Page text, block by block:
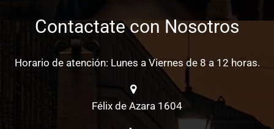
Contactate con Nosotros
Horario de atención: Lunes a Viernes de 8 a 12 horas.
Félix de Azara 1604